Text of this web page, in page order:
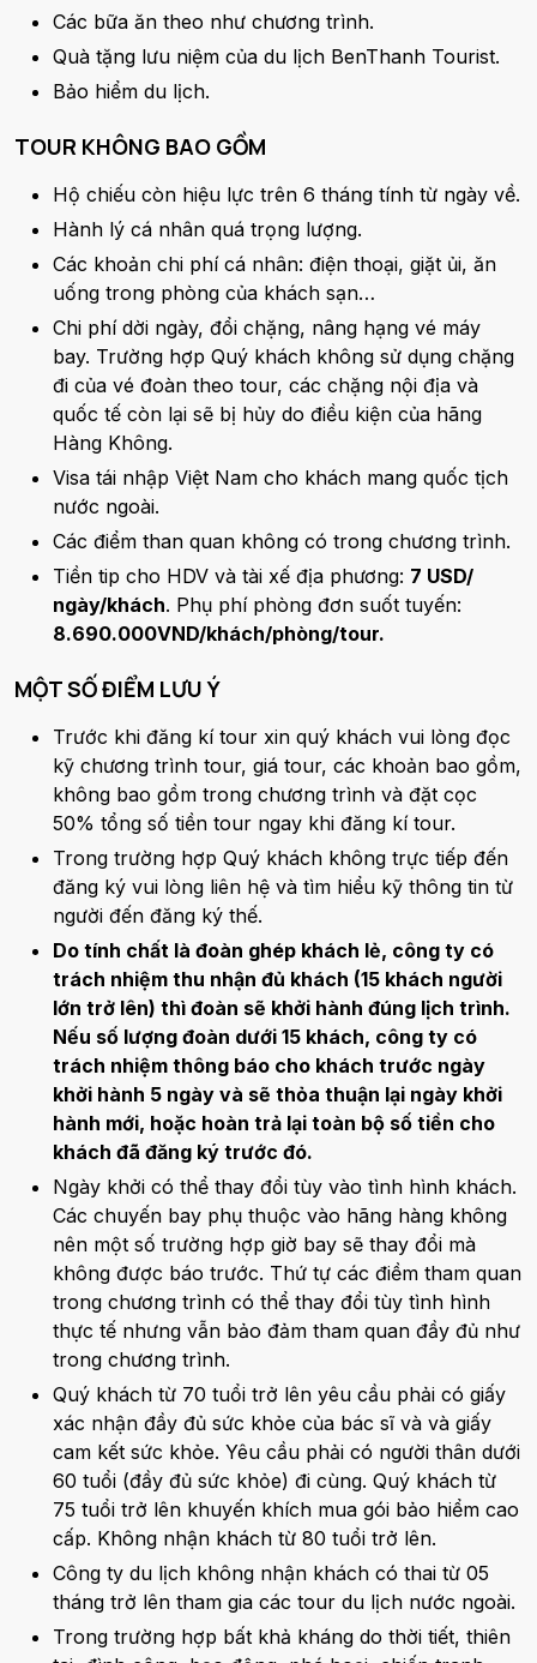
Các bữa ăn theo như chương trình.
Quà tặng lưu niệm của du lịch BenThanh Tourist.
Bảo hiểm du lịch.
TOUR KHÔNG BAO GỒM
Hộ chiếu còn hiệu lực trên 6 tháng tính từ ngày về.
Hành lý cá nhân quá trọng lượng.
Các khoản chi phí cá nhân: điện thoại, giặt ủi, ăn
uống trong phòng của khách sạn…
Chi phí dời ngày, đổi chặng, nâng hạng vé máy
bay. Trường hợp Quý khách không sử dụng chặng
đi của vé đoàn theo tour, các chặng nội địa và
quốc tế còn lại sẽ bị hủy do điều kiện của hãng
Hàng Không.
Visa tái nhập Việt Nam cho khách mang quốc tịch
nước ngoài.
Các điểm than quan không có trong chương trình.
Tiền tip cho HDV và tài xế địa phương: 7 USD/
ngày/khách. Phụ phí phòng đơn suốt tuyến:
8.690.000VND/khách/phòng/tour.
MỘT SỐ ĐIỂM LƯU Ý
Trước khi đăng kí tour xin quý khách vui lòng đọc
kỹ chương trình tour, giá tour, các khoản bao gồm,
không bao gồm trong chương trình và đặt cọc
50% tổng số tiền tour ngay khi đăng kí tour.
Trong trường hợp Quý khách không trực tiếp đến
đăng ký vui lòng liên hệ và tìm hiểu kỹ thông tin từ
người đến đăng ký thế.
Do tính chất là đoàn ghép khách lẻ, công ty có
trách nhiệm thu nhận đủ khách (15 khách người
lớn trở lên) thì đoàn sẽ khởi hành đúng lịch trình.
Nếu số lượng đoàn dưới 15 khách, công ty có
trách nhiệm thông báo cho khách trước ngày
khởi hành 5 ngày và sẽ thỏa thuận lại ngày khởi
hành mới, hoặc hoàn trả lại toàn bộ số tiền cho
khách đã đăng ký trước đó.
Ngày khởi có thể thay đổi tùy vào tình hình khách.
Các chuyến bay phụ thuộc vào hãng hàng không
nên một số trường hợp giờ bay sẽ thay đổi mà
không được báo trước. Thứ tự các điềm tham quan
trong chương trình có thể thay đổi tùy tình hình
thực tế nhưng vẫn bảo đảm tham quan đầy đủ như
trong chương trình.
Quý khách từ 70 tuổi trở lên yêu cầu phải có giấy
xác nhận đầy đủ sức khỏe của bác sĩ và và giấy
cam kết sức khỏe. Yêu cầu phải có người thân dưới
60 tuổi (đầy đủ sức khỏe) đi cùng. Quý khách từ
75 tuổi trở lên khuyến khích mua gói bảo hiểm cao
cấp. Không nhận khách từ 80 tuổi trở lên.
Công ty du lịch không nhận khách có thai từ 05
tháng trở lên tham gia các tour du lịch nước ngoài.
Trong trường hợp bất khả kháng do thời tiết, thiên